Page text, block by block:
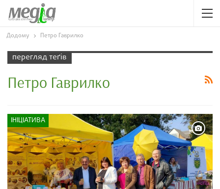
Додому Петро Гаврилко
перегляд теґів
Петро Гаврилко
ІНІЦІАТИВА